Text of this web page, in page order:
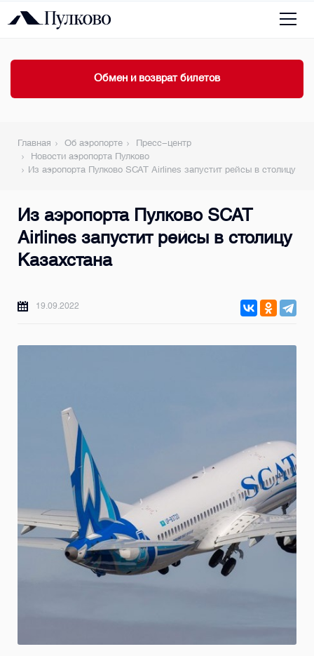
Обмен и возврат билетов
Главная Об аэропорте
Пресс-центр
Новости аэропорта Пулково
Из аэропорта Пулково SCAT Airlines запустит рейсы в столицу
Из аэропорта Пулково SCAT
Airlines запустит рейсы в столицу
Казахстана
19.09.2022